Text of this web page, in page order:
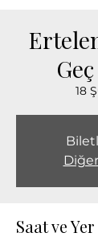
18
Saat ve Yer